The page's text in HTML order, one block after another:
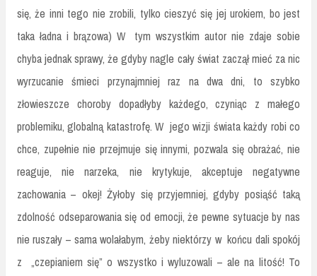
się, że inni tego nie zrobili, tylko cieszyć się jej urokiem, bo jest
taka ładna i brązowa) W tym wszystkim autor nie zdaje sobie
chyba jednak sprawy, że gdyby nagle cały świat zaczął mieć za nic
wyrzucanie śmieci przynajmniej raz na dwa dni, to szybko
złowieszcze choroby dopadłyby każdego, czyniąc z małego
problemiku, globalną katastrofę. W jego wizji świata każdy robi co
chce, zupełnie nie przejmuje się innymi, pozwala się obrażać, nie
reaguje, nie narzeka, nie krytykuje, akceptuje negatywne
zachowania – okej! Żyłoby się przyjemniej, gdyby posiąść taką
zdolność odseparowania się od emocji, że pewne sytuacje by nas
nie ruszały – sama wolałabym, żeby niektórzy w końcu dali spokój
z „czepianiem się” o wszystko i wyluzowali – ale na litość! To